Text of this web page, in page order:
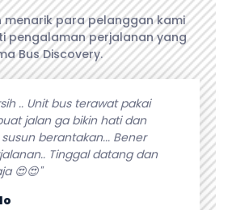
menarik para pelanggan kami
pengalaman perjalanan yang
Bus Discovery.
.. Unit bus terawat pakai
jalan ga bikin hati dan
berantakan... Bener
Tinggal datang dan
😍😍"
Isti